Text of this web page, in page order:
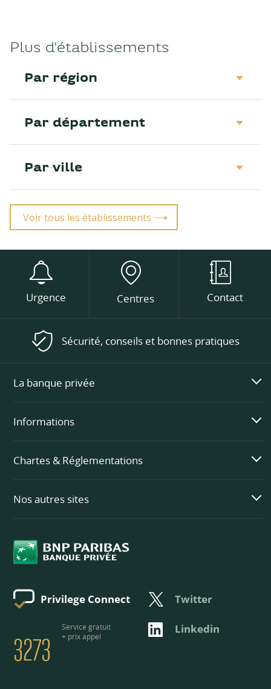
Plus d'établissements
Par région
Par département
Par ville
Voir tous les établissements
Urgence Centres Contact
Sécurité, conseils et bonnes pratiques
La banque privée
Informations
Chartes & Réglementations
Nos autres sites
Privilege Connect
3273
Service gratuit
+ prix appel
Twitter
Linkedin